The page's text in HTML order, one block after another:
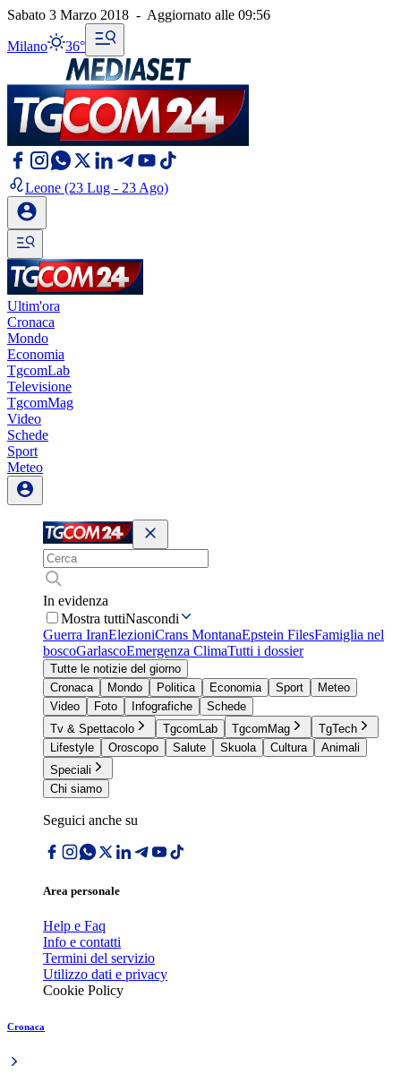
Sabato 3 Marzo 2018 - Aggiornato alle 09:56
Milano 36°
Leone (23 Lug - 23 Ago)
Ultim'ora
Cronaca
Mondo
Economia
TgcomLab
Televisione
TgcomMag
Video
Schede
Sport
Meteo
In evidenza
Mostra tuttiNascondi
Guerra IranElezioniCrans MontanaEpstein FilesFamiglia nel
boscoGarlascoEmergenza ClimaTutti i dossier
Tutte le notizie del giorno
Cronaca
Mondo Politica Economia Sport
Meteo
Video
Foto Infografiche
Schede
Tv & Spettacolo
TgcomLab TgcomMag
TgTech
Lifestyle
Oroscopo Salute Skuola Cultura
Animali
Speciali
Chi siamo
Seguici anche su
Area personale
Help e Faq
Info e contatti
Termini del servizio
Utilizzo dati e privacy
Cookie Policy
Cronaca